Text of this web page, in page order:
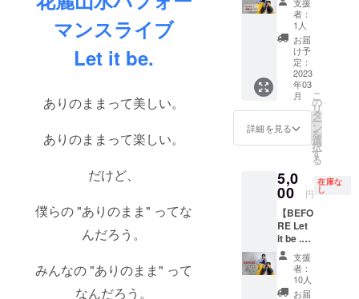
マンスライブ
Let it be.
ありのままって美しい。
ありのままって楽しい。
だけど、
僕らの "ありのまま" ってな
んだろう。
みんなの "ありのまま" って
なんだろう。
い。 ・
ビデオ
レター
でお呼
びする
お名前
（ニッ
クネー
ムも
可） ・
Tシャツ
（会場
にてお
渡し/郵
送) [お
届け形
式] ビデ
オレ
ター→
メール
にて
水より
感謝の
気持ち
を掲載
いたし
ます。
※文字数
は10文
字以内
とさせ
シャツ
は支援
員のお
手元に
届けら
れる
為、本
名の記
載は同
ます。
※公序良
俗に反
する広
告の場
合お断
りする
ケース
がござ
いま
す。 ご
事前に
お問い
合わせ
くださ
い。 ※
製品郵
送にか
かる送
料は、
ご負担
ン】 企
業様向
けのプ
ランで
す。
（個人
の方も
支援可
能で
す） ■
リター
がなん
でもや
りま
す！ ダ
ンスイ
ベン
ト・企
業イベ
ントな
どへの
支援
者：
1人
お届
け予
定：
2023
年03
月
詳細を見る
こ
の
リ
タ
ー
ン
を
選
択
す
る
5,0
00 円
在庫な
し
【BEFO
RE Let
it be .】
●リター
ン内容
Let it
be.ゲネ
支援
者：
10人
お届